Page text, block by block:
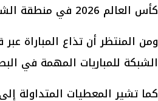
كأس العالم 2026 في منطقة الشرق الأوسط وشمال إفريقيا.
الشبكة للمباريات المهمة في